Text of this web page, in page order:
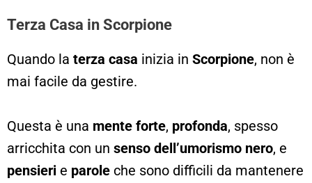
Terza Casa in Scorpione
Quando la terza casa inizia in Scorpione, non è
mai facile da gestire.
Questa è una mente forte, profonda, spesso
arricchita con un senso dell’umorismo nero, e
pensieri e parole che sono difficili da mantenere